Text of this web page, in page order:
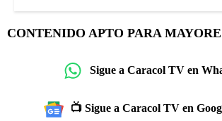
CONTENIDO APTO PARA
Sigue a Caracol TV en
📺 Sigue a Caracol TV en